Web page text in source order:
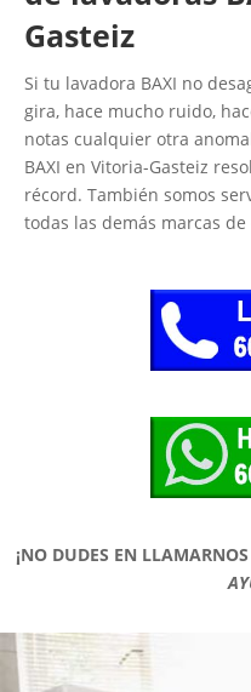
Gasteiz
Si tu lavadora BAXI no
gira, hace mucho ruido,
notas cualquier otra
BAXI en Vitoria-Gasteiz
récord. También somos
todas las demás marcas
¡NO DUDES EN